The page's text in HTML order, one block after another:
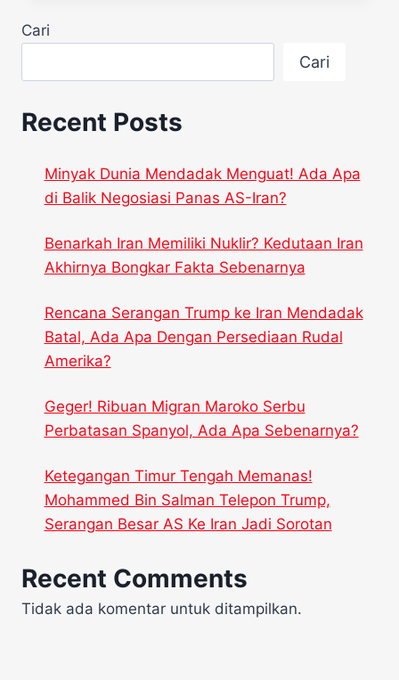
Cari
Cari
Recent Posts
Minyak Dunia Mendadak Menguat! Ada Apa
di Balik Negosiasi Panas AS-Iran?
Benarkah Iran Memiliki Nuklir? Kedutaan Iran
Akhirnya Bongkar Fakta Sebenarnya
Rencana Serangan Trump ke Iran Mendadak
Batal, Ada Apa Dengan Persediaan Rudal
Amerika?
Geger! Ribuan Migran Maroko Serbu
Perbatasan Spanyol, Ada Apa Sebenarnya?
Ketegangan Timur Tengah Memanas!
Mohammed Bin Salman Telepon Trump,
Serangan Besar AS Ke Iran Jadi Sorotan
Recent Comments
Tidak ada komentar untuk ditampilkan.